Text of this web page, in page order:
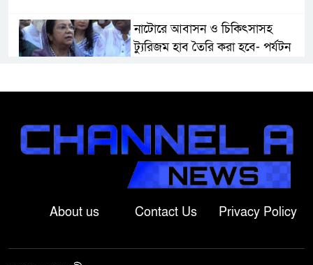
নাটোরে আবাসন ও চিকিৎসাসহ
ট্যুরিজম হাব তৈরি করা হবে- পর্যটন
ধ্বংস, ইউপি চেয়ারম্যানের উপস্থিতিতে
আটক ব্যক্তিকে শাস্তি
শ্রীবরদীতে বৃদ্ধের ম’রদে’হ উদ্ধার,
পরিবারের দাবি ‘হ//ত্যা’
About us Contact Us Privacy Policy